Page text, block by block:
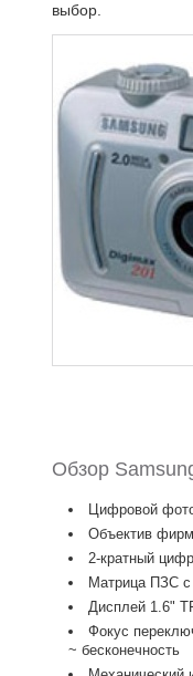
выбор.
Обзор
Цифровой
Объектив
2-кратный
Матрица ПЗС с
Дисплей 1.6"
Фокус
~ бесконечность